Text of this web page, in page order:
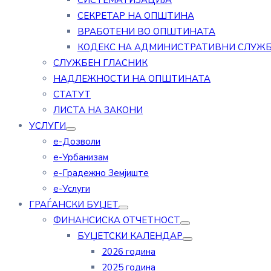
СЕКРЕТАР НА ОПШТИНА
ВРАБОТЕНИ ВО ОПШТИНАТА
КОДЕКС НА АДМИНИСТРАТИВНИ
СЛУЖБЕН ГЛАСНИК
НАДЛЕЖНОСТИ НА ОПШТИНАТА
СТАТУТ
ЛИСТА НА ЗАКОНИ
УСЛУГИ
е-Дозволи
е-Урбанизам
е-Градежно Земјиште
е-Услуги
ГРАЃАНСКИ БУЏЕТ
ФИНАНСИСКА ОТЧЕТНОСТ
БУЏЕТСКИ КАЛЕНДАР
2026 година
2025 година